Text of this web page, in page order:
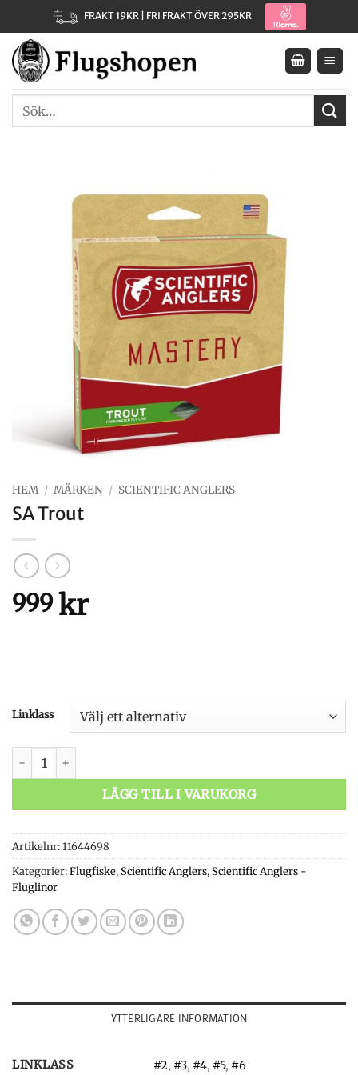
to
content
FRAKT 19KR | FRI FRAKT ÖVER 295KR
HEM / MÄRKEN / SCIENTIFIC ANGLERS
SA Trout
999kr
Linklass
SA Trout mängd
LÄGG TILL I VARUKORG
Artikelnr:11644698
Kategorier:Flugfiske,Scientific Anglers,Scientific Anglers -
Fluglinor
YTTERLIGARE INFORMATION
LINKLASS #2, #3, #4, #5, #6